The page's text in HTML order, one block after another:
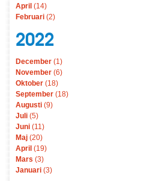
April (14)
Februari (2)
2022
December (1)
November (6)
Oktober (18)
September (18)
Augusti (9)
Juli (5)
Juni (11)
Maj (20)
April (19)
Mars (3)
Januari (3)